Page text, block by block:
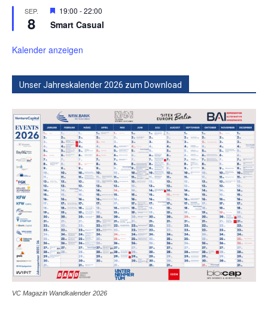
SEP.
8
Hervorgehoben
19:00 -22:00
Smart Casual
Kalender anzeigen
Unser Jahreskalender 2026 zum Download
VC Magazin Wandkalender 2026